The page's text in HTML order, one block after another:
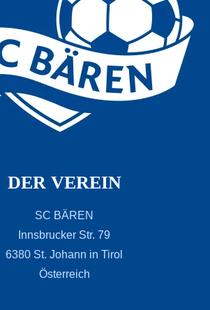
DER VEREIN
SC BÄREN
Innsbrucker Str. 79
6380 St. Johann in Tirol
Österreich